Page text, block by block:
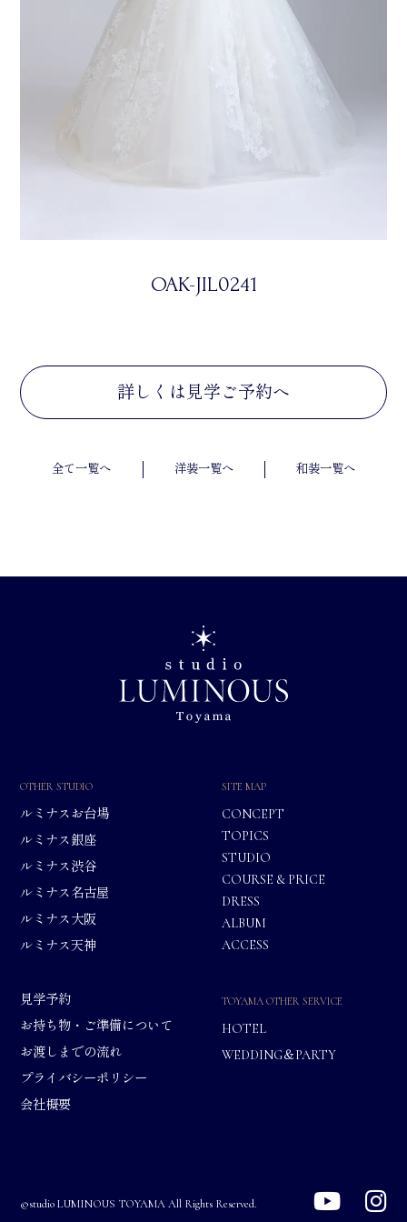
OAK-JIL0241
詳しくは見学ご予約へ
全て一覧へ 洋装一覧へ 和装一覧へ
OTHER STUDIO
ルミナスお台場
ルミナス銀座
ルミナス渋谷
ルミナス名古屋
ルミナス大阪
ルミナス天神
SITE MAP
CONCEPT
TOPICS
STUDIO
COURSE & PRICE
DRESS
ALBUM
ACCESS
見学予約
お持ち物・ご準備について
お渡しまでの流れ
プライバシーポリシー
会社概要
TOYAMA OTHER SERVICE
HOTEL
WEDDING＆PARTY
©studio LUMINOUS TOYAMA All Rights Reserved.